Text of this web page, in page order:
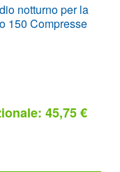
notturno per la
150 Compresse
45,75 €